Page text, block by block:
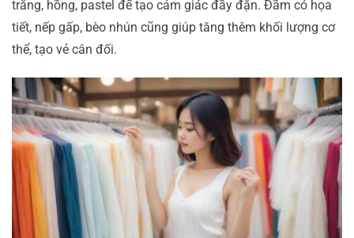
trắng, hồng, pastel để tạo cảm giác đầy đặn. Đầm có họa
tiết, nếp gấp, bèo nhún cũng giúp tăng thêm khối lượng cơ
thể, tạo vẻ cân đối.